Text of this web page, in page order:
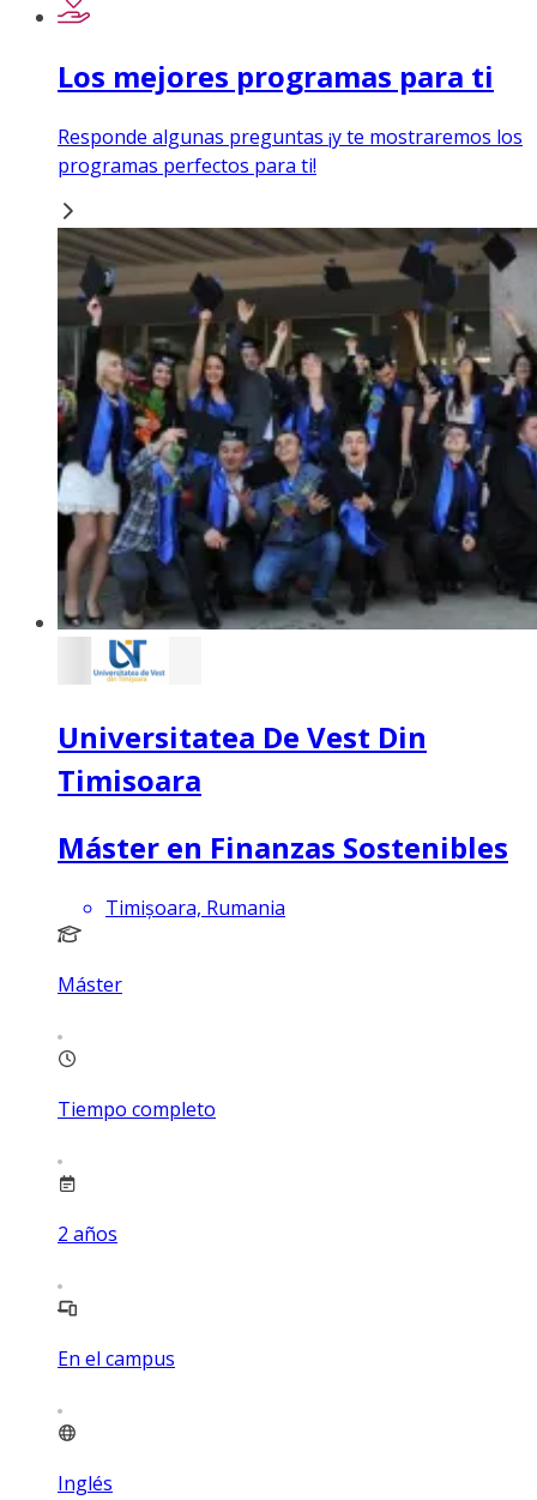
Los mejores programas para ti
Responde algunas preguntas ¡y te mostraremos los
programas perfectos para ti!
Universitatea De Vest Din
Timisoara
Máster en Finanzas Sostenibles
Timișoara, Rumania
Máster
Tiempo completo
2 años
En el campus
Inglés